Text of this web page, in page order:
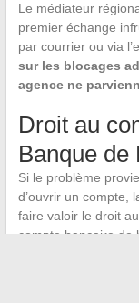
Le médiateur
premier échange
par courrier ou via
sur les blocages
agence ne
Droit au
Banque de
Si le problème
d’ouvrir un compte,
faire valoir le droit
compte bancaire de